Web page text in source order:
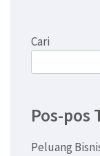
Cari
Pos-pos
Peluang